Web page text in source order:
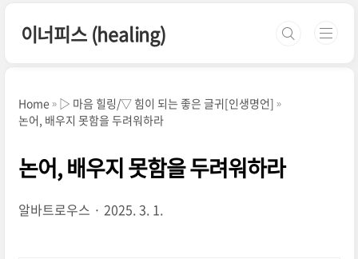
이너피스 (healing)
Home
▷ 마음 힐링/▽ 힘이 되는 좋은 글귀[인생명언]
논어, 배우지 못함을 두려워하라
논어, 배우지 못함을 두려워하라
알바트로우스 2025. 3. 1.